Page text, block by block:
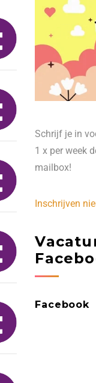
Schrijf je in
1 x per week
mailbox!
Inschrijven
Facebook